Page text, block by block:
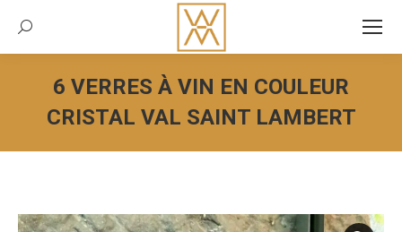
Recherche:
6 VERRES À VIN EN COULEUR
CRISTAL VAL SAINT LAMBERT
Vous êtes ici :